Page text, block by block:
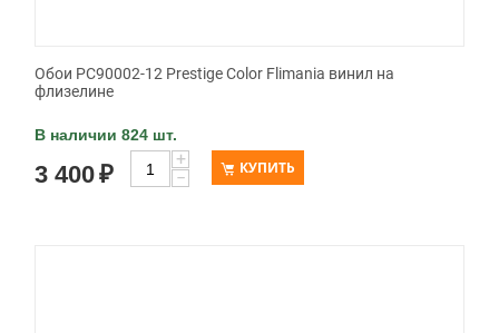
Обои PC90002-12 Prestige Color Flimania винил на
флизелине
В наличии 824 шт.
3 400₽
+
−
КУПИТЬ